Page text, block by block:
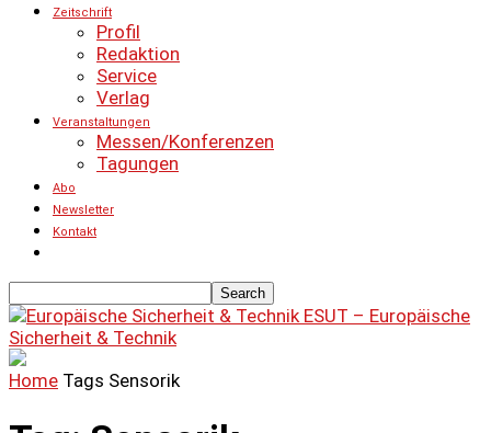
Zeitschrift
Profil
Redaktion
Service
Verlag
Veranstaltungen
Messen/Konferenzen
Tagungen
Abo
Newsletter
Kontakt
ESUT – Europäische
Sicherheit & Technik
Home Tags Sensorik